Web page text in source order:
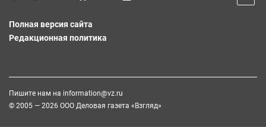
Полная версия сайта
Редакционная политика
Пишите нам на information@vz.ru
© 2005 — 2026 ООО Деловая газета «Взгляд»